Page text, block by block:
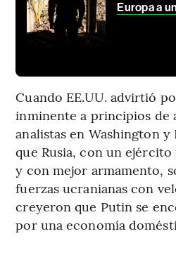
Europa a
Cuando EE.UU. advirtió
inminente a principios de
analistas en Washington
que Rusia, con un
y con mejor armamento,
fuerzas ucranianas con
creyeron que Putin se
por una economía